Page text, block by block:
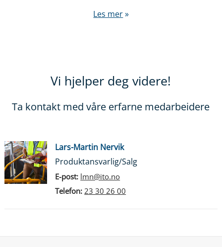
Les mer
Vi hjelper deg videre!
Ta kontakt med våre erfarne medarbeidere
Lars-Martin Nervik
Produktansvarlig/Salg
E-post: lmn@ito.no
Telefon: 23 30 26 00